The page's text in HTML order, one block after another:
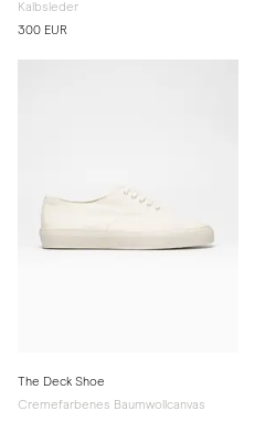
Kalbsleder
300 EUR
The Deck Shoe
Cremefarbenes Baumwollcanvas